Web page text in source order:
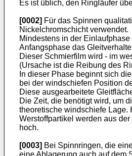
Es ist üblich, den Ringläufer
[0002] Für das Spinnen
Nickelchromschicht verwendet.
Mindestens in der
Anfangsphase das
Dieser Schmierfilm wird - im
(Ursache ist die Reibung des
In dieser Phase beginnt sich
bei der windschiefen Position
Diese ausgearbeitete
Die Zeit, die benötigt wird, um
theoretische windschiefe Lage.
Werstoffpartikel werden aus
hoch.
[0003] Bei Spinnringen, die
eine Ablagerung auch auf dem